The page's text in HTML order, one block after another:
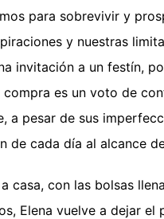
para sobrevivir y
y nuestras
invitación a un festín,
compra es un voto de
a pesar de sus
de cada día al alcance
casa, con las bolsas
Elena vuelve a dejar el